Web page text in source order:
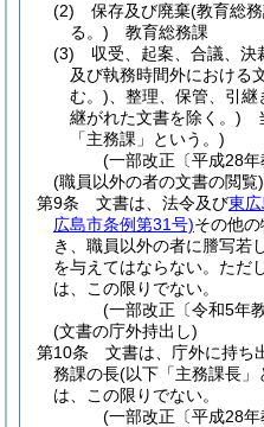
(2)
保存及び廃棄(教育総
る。) 教育総務課
(3)
収受、起案、合議、
及び執務時間外における
む。) 、整理、保管、引
継がれた文書を除く。)
「主務課」という。)
(一部改正〔平成28
(職員以外の者の文書の閲覧)
第9条
文書は、法令及び東
広島市条例第31号)その他
き、職員以外の者に謄写若
を与えてはならない。 ただ
は、この限りでない。
(一部改正〔令和5年
(文書の庁外持出し)
第10条
文書は、庁外に持ち
務課の長(以下「主務課長」
は、この限りでない。
(一部改正〔平成28